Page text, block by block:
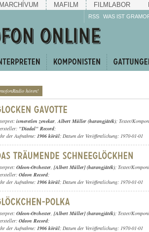
MAFILM FILMLABOR
RSS WAS IST
hören!
ismeretlen zenekar,Albert Müller (harangjáték); Texter/
"Diadal" Record;
der Aufnahme: 1906 körül; Datum der Veröffentlichung: 1970-01-01
Odeon-Orchester, [Albert Müller] (harangjáték); Texter/
Odeon Record;
der Aufnahme: 1906 körül; Datum der Veröffentlichung: 1970-01-01
Odeon-Orchester, [Albert Müller] (harangjáték); Texter/
Odeon Record;
der Aufnahme: 1906 körül; Datum der Veröffentlichung: 1970-01-01